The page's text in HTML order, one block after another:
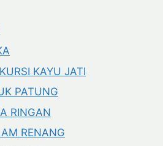
KAYU JATI
PATUNG
RINGAN
RENANG